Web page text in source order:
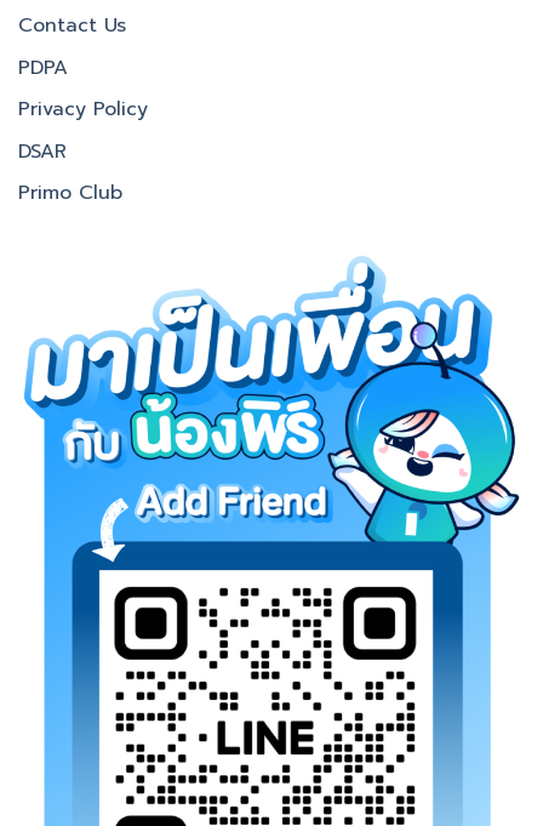
Contact Us
PDPA
Privacy Policy
DSAR
Primo Club